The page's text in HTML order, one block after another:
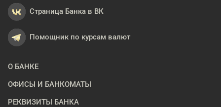
Страница Банка в ВК
Помощник по курсам валют
О БАНКЕ
ОФИСЫ И БАНКОМАТЫ
РЕКВИЗИТЫ БАНКА